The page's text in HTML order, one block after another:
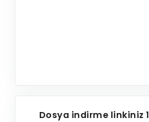
Dosya indirme linkiniz1